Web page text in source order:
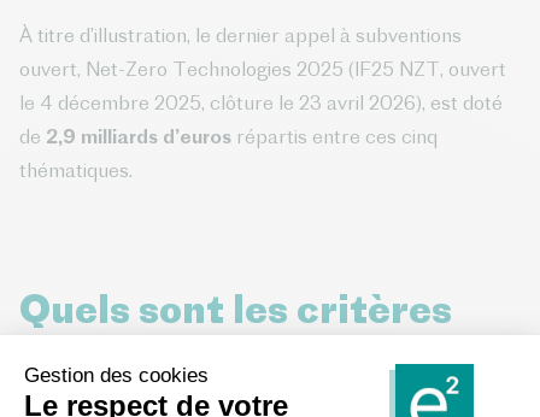
À titre d’illustration, le dernier appel à subventions
ouvert, Net-Zero Technologies 2025 (IF25 NZT, ouvert
le 4 décembre 2025, clôture le 23 avril 2026), est doté
de 2,9 milliards d’euros répartis entre ces cinq
thématiques.
Quels sont les critères
d’évaluation des projets